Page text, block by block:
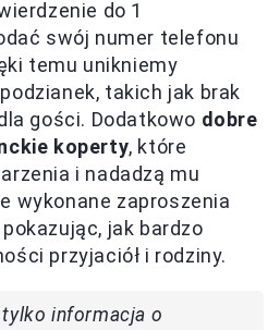
do 1
swój numer telefonu
temu unikniemy
takich jak brak
gości. Dodatkowo dobre
koperty, które
i nadadzą mu
wykonane zaproszenia
jak bardzo
przyjaciół i rodziny.
informacja o